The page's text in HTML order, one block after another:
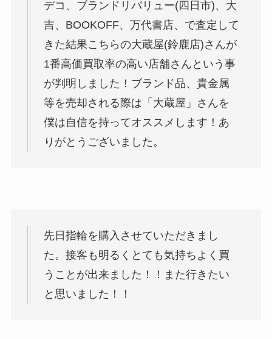
デコ、ブランドリバリュー(四日市)、大
吉、BOOKOFF、万代書店、で査定して
きた結果こちらの大蔵屋(鈴鹿店)さんが
1番高価買取率の高い店舗さんという事
が判明しました！ブランド品、貴金属
等を売却される際は「大蔵屋」さんを
僕は自信を持ってオススメします！あ
りがとうございました。
先日指輪を購入させていただきまし
た。接客も明るくとても気持ちよく買
うことが出来ました！！また行きたい
と思いました！！